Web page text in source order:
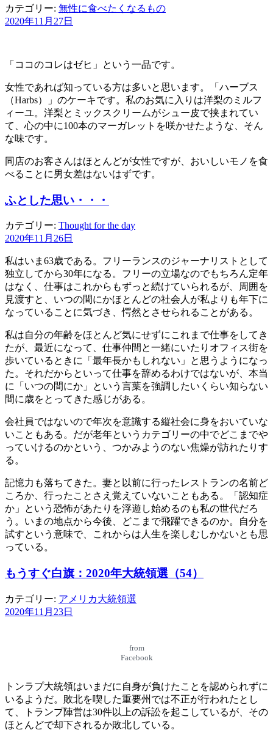
カテゴリー: 無性に食べたくなるもの
2020年11月27日
「ココのコレはゼヒ」という一品です。
女性であれば知っている方は多いと思います。「ハーブス
（Harbs）」のケーキです。私のお気に入りは洋梨のミルフ
ィーユ。洋梨とミックスクリームがシュー皮で挟まれてい
て、心の中に100本のマーガレットを咲かせたような、そん
な味です。
同店のお客さんはほとんどが女性ですが、おいしいモノを食
べることに男女差はないはずです。
ふとした思い・・・
カテゴリー: Thought for the day
2020年11月26日
私はいま63歳である。フリーランスのジャーナリストとして
独立してから30年になる。フリーの立場なのでもちろん定年
はなく、仕事はこれからもずっと続けていられるが、周囲を
見渡すと、いつの間にかほとんどの社会人が私よりも年下に
なっていることに気づき、愕然とさせられることがある。
私は自分の年齢をほとんど気にせずにこれまで仕事をしてき
たが、最近になって、仕事仲間と一緒にいたりオフィス街を
歩いているときに「最年長かもしれない」と思うようになっ
た。それだからといって仕事を辞めるわけではないが、本当
に「いつの間にか」という言葉を強調したいくらい知らない
間に歳をとってきた感じがある。
会社員ではないので年次を意識する縦社会に身をおいていな
いこともある。だが老年というカテゴリーの中でどこまでや
っていけるのかという、つかみようのない焦燥が訪れたりす
る。
記憶力も落ちてきた。妻と以前に行ったレストランの名前ど
ころか、行ったことさえ覚えていないこともある。「認知症
か」という恐怖があたりを浮遊し始めるのも私の世代だろ
う。いまの地点から今後、どこまで飛躍できるのか。自分を
試すという意味で、これからは人生を楽しむしかないとも思
っている。
もうすぐ白旗：2020年大統領選（54）
カテゴリー: アメリカ大統領選
2020年11月23日
from
Facebook
トンラプ大統領はいまだに自身が負けたことを認められずに
いるようだ。敗北を喫した重要州では不正が行われたとし
て、トランプ陣営は30件以上の訴訟を起こしているが、その
ほとんどで却下されるか敗北している。